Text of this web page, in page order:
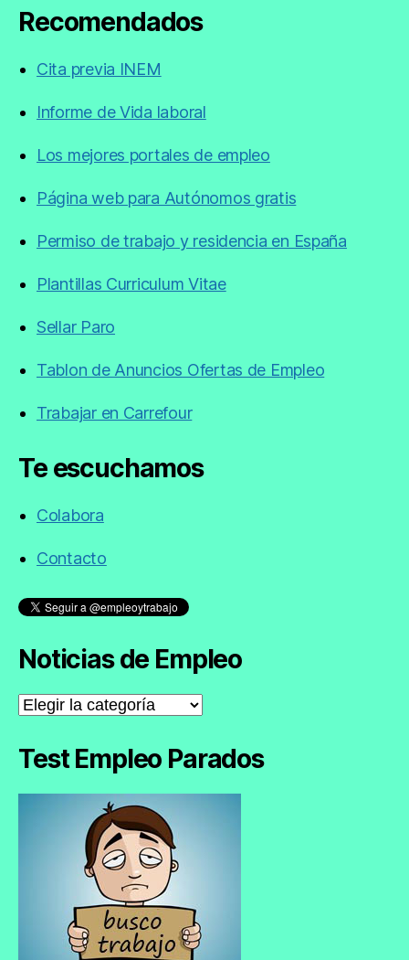
Recomendados
Cita previa INEM
Informe de Vida laboral
Los mejores portales de empleo
Página web para Autónomos gratis
Permiso de trabajo y residencia en España
Plantillas Curriculum Vitae
Sellar Paro
Tablon de Anuncios Ofertas de Empleo
Trabajar en Carrefour
Te escuchamos
Colabora
Contacto
Noticias de Empleo
Noticias
de
Test Empleo Parados